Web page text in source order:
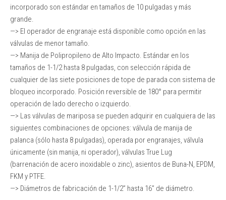
incorporado son estándar en tamaños de 10 pulgadas y más
grande.
—> El operador de engranaje está disponible como opción en las
válvulas de menor tamaño.
—> Manija de Polipropileno de Alto Impacto. Estándar en los
tamaños de 1-1/2 hasta 8 pulgadas, con selección rápida de
cualquier de las siete posiciones de tope de parada con sistema de
bloqueo incorporado. Posición reversible de 180° para permitir
operación de lado derecho o izquierdo.
—> Las válvulas de mariposa se pueden adquirir en cualquiera de las
siguientes combinaciones de opciones: válvula de manija de
palanca (sólo hasta 8 pulgadas), operada por engranajes, válvula
únicamente (sin manija, ni operador), válvulas True Lug
(barrenación de acero inoxidable o zinc), asientos de Buna-N, EPDM,
FKM y PTFE.
—> Diámetros de fabricación de 1-1/2” hasta 16” de diámetro.